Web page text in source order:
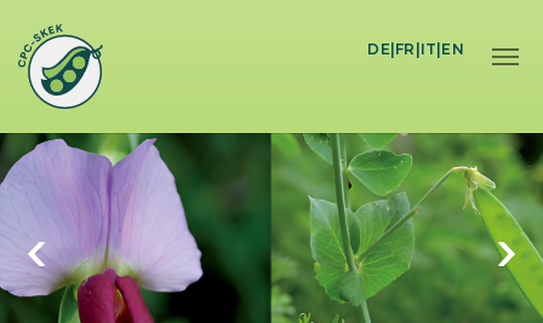
DE| FR IT EN